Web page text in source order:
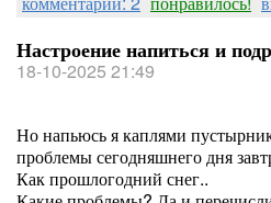
Настроение напиться и
18-10-2025 21:49
Но напьюсь я каплями
проблемы сегодняшнего дня
Как прошлогодний снег..